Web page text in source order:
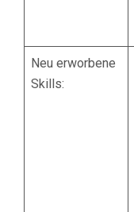
Neu erworbene
Skills: